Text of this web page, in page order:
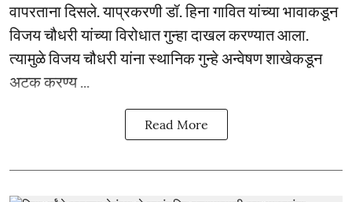
वापरताना दिसले. याप्रकरणी डॉ. हिना गावित यांच्या भावाकडून
विजय चौधरी यांच्या विरोधात गुन्हा दाखल करण्यात आला.
त्यामुळे विजय चौधरी यांना स्थानिक गुन्हे अन्वेषण शाखेकडून
अटक करण्य ...
Read More